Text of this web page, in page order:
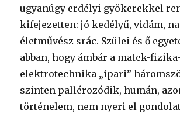
ugyanúgy erdélyi gyökerekkel
kifejezetten: jó kedélyű, vidám,
életművész srác. Szülei és ő
abban, hogy ámbár a matek-
elektrotechnika „ipari”
szinten pallérozódik, humán,
történelem, nem nyeri el